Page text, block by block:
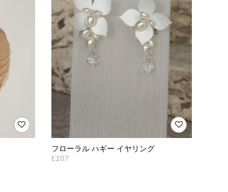
フローラル ハギー イヤリング
E207